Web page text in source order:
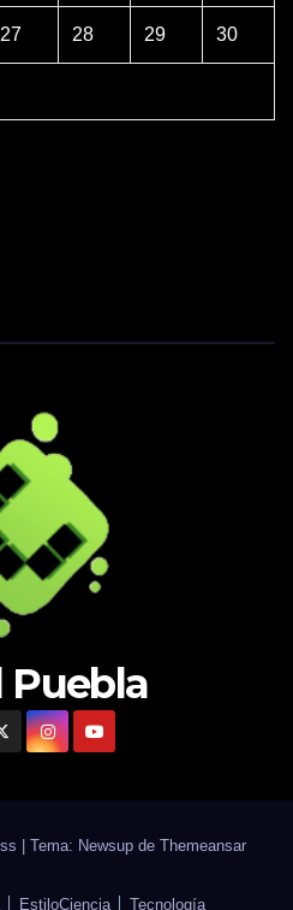
27 28 29 30
Puebla
Tema: Newsup de Themeansar
│ EstiloCiencia │ Tecnología